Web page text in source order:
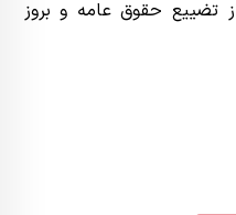
تضییع حقوق عامه و بروز